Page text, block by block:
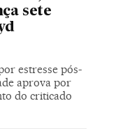
sete
estresse pós-
aprova por
do criticado